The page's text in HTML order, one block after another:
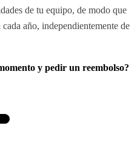
de tu equipo, de modo que
año, independientemente de
y pedir un reembolso?